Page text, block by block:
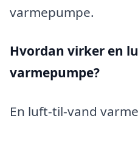
varmepumpe.
Hvordan virker en
varmepumpe?
En luft-til-vand